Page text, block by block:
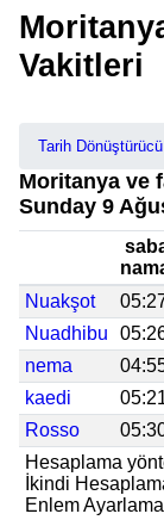
Vakitleri
Tarih Dönüştürücü
Moritanya ve
Sunday 9
Nuakşot
Nuadhibu
nema
kaedi
Rosso
Hesaplama
İkindi
Enlem